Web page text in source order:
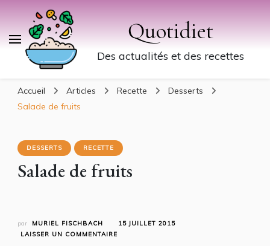
Quotidiet
Des actualités et des recettes
Accueil Articles Recette
Desserts
Salade de fruits
DESSERTS RECETTE
Salade de fruits
par MURIEL FISCHBACH
15 JUILLET 2015
LAISSER UN COMMENTAIRE